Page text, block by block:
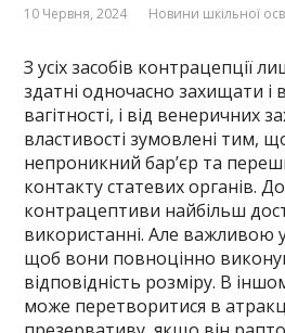
10 Червня, 2024 Новини шкільної
З усіх засобів контрацепції
здатні одночасно захищати і
вагітності, і від венеричних
властивості зумовлені тим,
непроникний бар’єр та
контакту статевих органів.
контрацептиви найбільш
використанні. Але важливою
щоб вони повноцінно
відповідність розміру. В
може перетворитися в